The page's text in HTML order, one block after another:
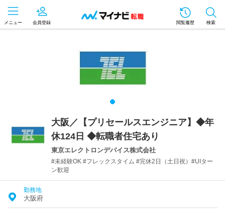
メニュー 会員登録 閲覧履歴 検索
大阪／【プリセールスエンジニア】◆年
休124日 ◆転職者住宅あり
東京エレクトロンデバイス株式会社
#未経験OK #フレックスタイム #完休2日（土日祝）#UIター
ン歓迎
勤務地
大阪府